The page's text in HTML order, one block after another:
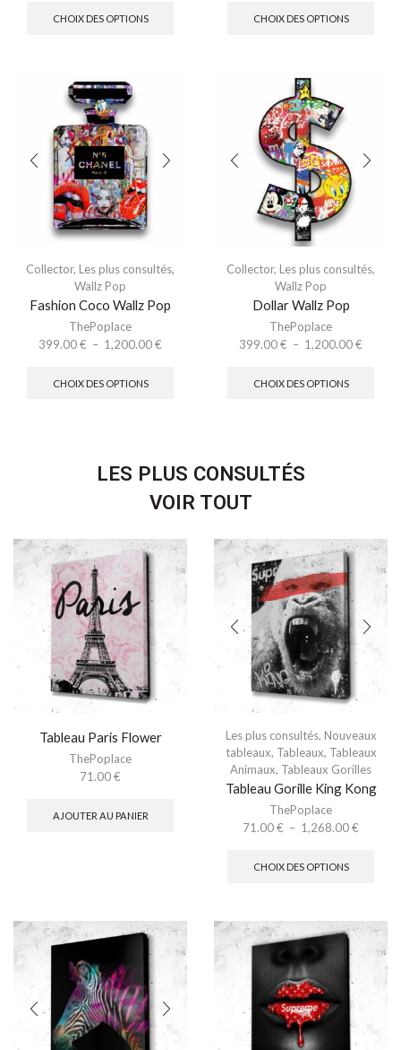
CHOIX DES OPTIONS CHOIX DES OPTIONS
Collector, Les plus consultés,
Wallz Pop
Fashion Coco Wallz Pop
ThePoplace
399.00€ – 1,200.00€
CHOIX DES OPTIONS
Collector, Les plus consultés,
Wallz Pop
Dollar Wallz Pop
ThePoplace
399.00€ – 1,200.00€
CHOIX DES OPTIONS
LES PLUS CONSULTÉS
VOIR TOUT
Tableau Paris Flower
ThePoplace
71.00€
AJOUTER AU PANIER
Les plus consultés, Nouveaux
tableaux, Tableaux, Tableaux
Animaux, Tableaux Gorilles
Tableau Gorille King Kong
ThePoplace
71.00€ – 1,268.00€
CHOIX DES OPTIONS